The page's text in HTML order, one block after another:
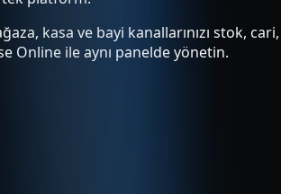
kasa ve bayi kanallarınızı stok, cari,
Online ile aynı panelde yönetin.